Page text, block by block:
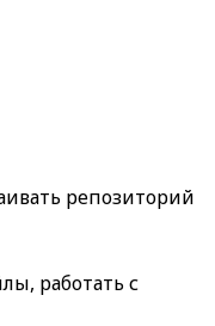
репозиторий
работать с